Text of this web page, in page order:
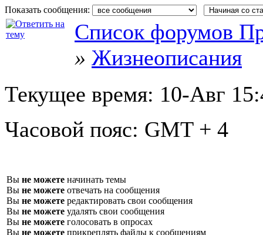
Показать сообщения:
Список форумов
» Жизнеописания
Текущее время: 10-Авг
Часовой пояс: GMT + 4
Вы не можете начинать темы
Вы не можете отвечать на сообщения
Вы не можете редактировать свои сообщения
Вы не можете удалять свои сообщения
Вы не можете голосовать в опросах
Вы не можете прикреплять файлы к сообщениям